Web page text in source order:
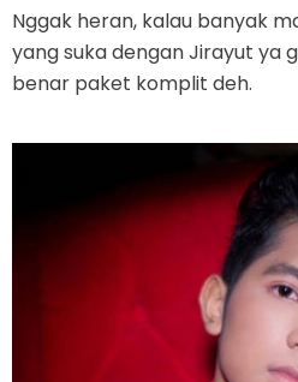
Nggak heran, kalau banyak
yang suka dengan Jirayut ya
benar paket komplit deh.